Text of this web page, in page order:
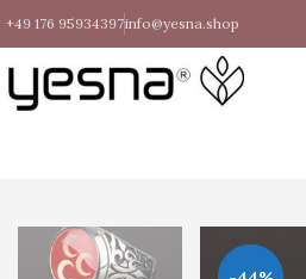
+49 176 95934397info@yesna.shop